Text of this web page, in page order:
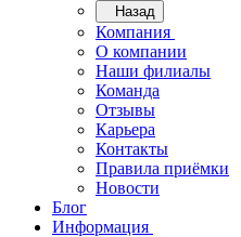
Назад
Компания
О компании
Наши филиалы
Команда
Отзывы
Карьера
Контакты
Правила приёмки
Новости
Блог
Информация